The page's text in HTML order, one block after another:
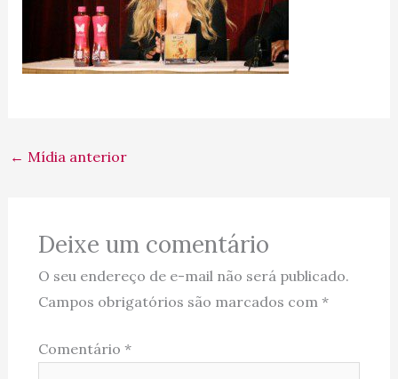
← Mídia anterior
Deixe um comentário
O seu endereço de e-mail não será publicado.
Campos obrigatórios são marcados com *
Comentário *